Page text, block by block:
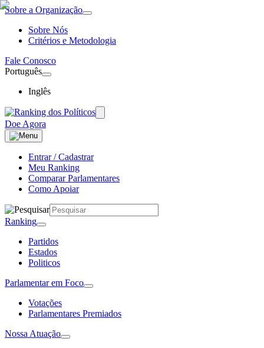
Sobre a Organização
Sobre Nós
Critérios e Metodologia
Fale Conosco
Português
Inglês
Doe Agora
Entrar / Cadastrar
Meu Ranking
Comparar Parlamentares
Como Apoiar
Ranking
Partidos
Estados
Politicos
Parlamentar em Foco
Votações
Parlamentares Premiados
Nossa Atuação